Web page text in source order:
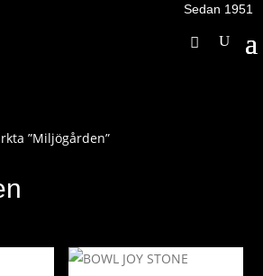
Sedan 1951
”Miljögården”